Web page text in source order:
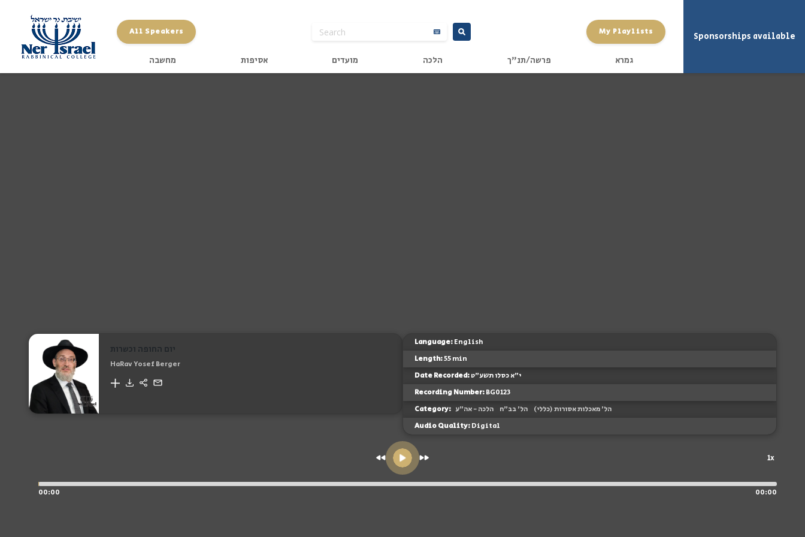
All Speakers My Playlists
גמרא פרשה/תנ"ך הלכה מועדים אסיפות מחשבה
Sponsorships available
יום החופה וכשרות
HaRav Yosef Berger
Language:English
Length:55 min
Date Recorded:י"א כסלו תשע"ט
Recording Number:BG0123
Category: הלכה - אה"ע הל' בב"ח
הל' מאכלות אסורות (כללי)
Audio Quality:Digital
1x
00:00 00:00